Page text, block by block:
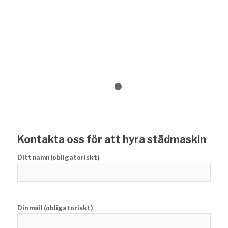
Kontakta oss för att hyra städmaskin
Ditt namn (obligatoriskt)
Din mail (obligatoriskt)